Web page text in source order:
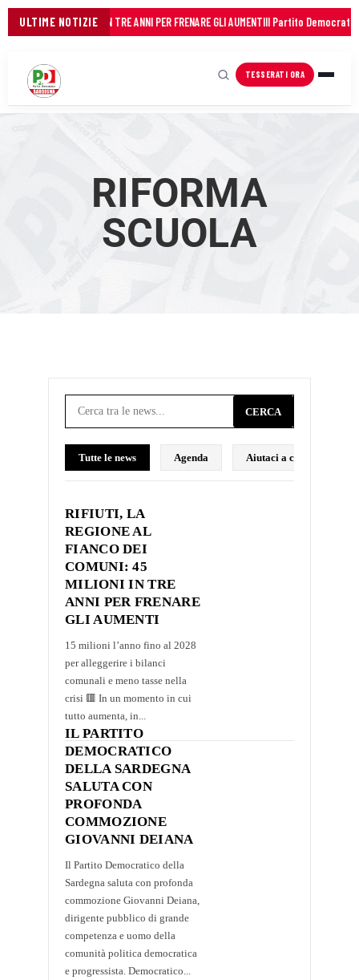
ULTIME NOTIZIE
COMUNI: 45 MILIONI IN TRE ANNI PER FRENARE GLI AUMENTIIl Partito Democratico
TESSERATI ORA
RIFORMA
SCUOLA
CERCA
Tutte le news Agenda Aiutaci a costruire il
RIFIUTI, LA
REGIONE AL
FIANCO DEI
COMUNI: 45
MILIONI IN TRE
ANNI PER FRENARE
GLI AUMENTI
15 milioni l’anno fino al 2028
per alleggerire i bilanci
comunali e meno tasse nella
crisi 🟥 In un momento in cui
tutto aumenta, in...
IL PARTITO
DEMOCRATICO
DELLA SARDEGNA
SALUTA CON
PROFONDA
COMMOZIONE
GIOVANNI DEIANA
Il Partito Democratico della
Sardegna saluta con profonda
commozione Giovanni Deiana,
dirigente pubblico di grande
competenza e uomo della
comunità politica democratica
e progressista. Democratico...